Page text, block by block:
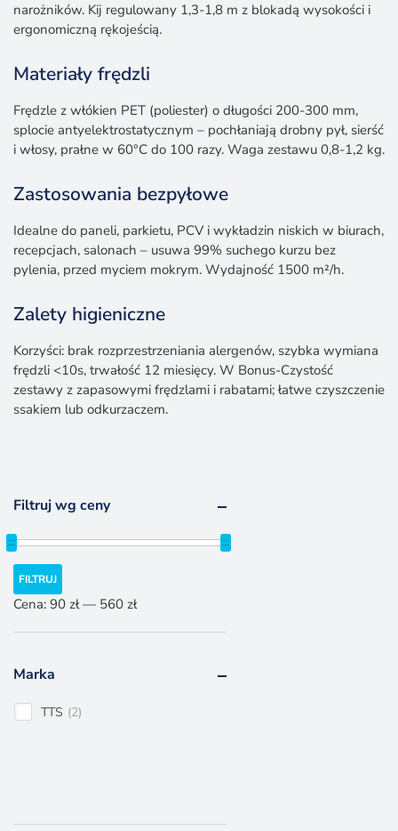
narożników. Kij regulowany 1,3-1,8 m z blokadą wysokości i
ergonomiczną rękojeścią.
Materiały frędzli
Frędzle z włókien PET (poliester) o długości 200-300 mm,
splocie antyelektrostatycznym – pochłaniają drobny pył, sierść
i włosy, prałne w 60°C do 100 razy. Waga zestawu 0,8-1,2 kg.
Zastosowania bezpyłowe
Idealne do paneli, parkietu, PCV i wykładzin niskich w biurach,
recepcjach, salonach – usuwa 99% suchego kurzu bez
pylenia, przed myciem mokrym. Wydajność 1500 m²/h.
Zalety higieniczne
Korzyści: brak rozprzestrzeniania alergenów, szybka wymiana
frędzli <10s, trwałość 12 miesięcy. W Bonus-Czystość
zestawy z zapasowymi frędzlami i rabatami; łatwe czyszczenie
ssakiem lub odkurzaczem.
Filtruj wg ceny
Cena
min.
Cena
maks.
FILTRUJ
Cena: 90 zł— 560 zł
Marka
TTS 2